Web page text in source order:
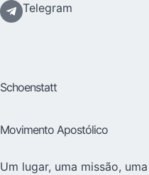
Telegram
Schoenstatt
Movimento Apostólico
Um lugar, uma missão,